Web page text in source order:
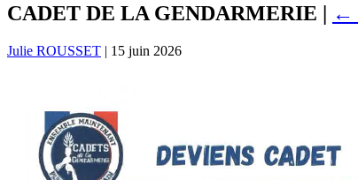
CADET DE LA GENDARMERIE | ←
Julie ROUSSET | 15 juin 2026